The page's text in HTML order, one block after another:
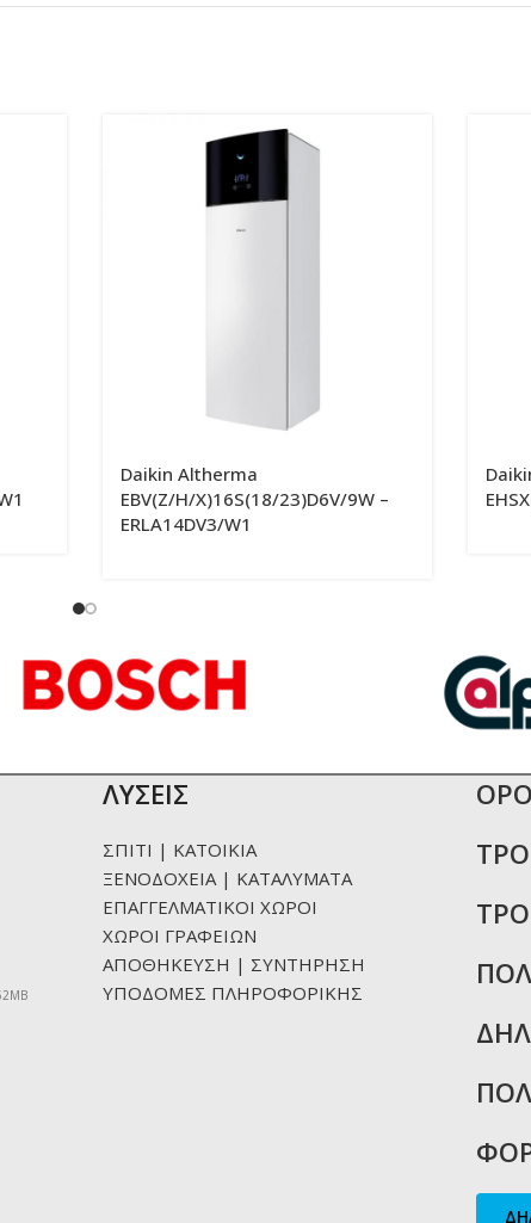
Daikin Altherma
EBV(Z/H/X)16S(18/23)D6V/9W –
ERLA14DV3/W1
ΛΥΣΕΙΣ
ΣΠΙΤΙ | ΚΑΤΟΙΚΙΑ
ΞΕΝΟΔΟΧΕΙΑ | ΚΑΤΑΛΥΜΑΤΑ
ΕΠΑΓΓΕΛΜΑΤΙΚΟΙ ΧΩΡΟΙ
ΧΩΡΟΙ ΓΡΑΦΕΙΩΝ
ΑΠΟΘΗΚΕΥΣΗ | ΣΥΝΤΗΡΗΣΗ
ΥΠΟΔΟΜΕΣ ΠΛΗΡΟΦΟΡΙΚΗΣ